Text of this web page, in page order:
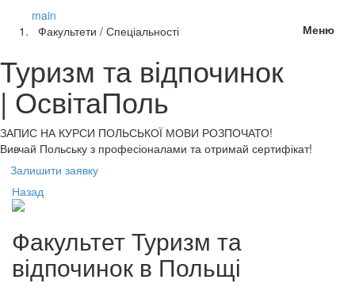
Меню
main
Факультети / Спеціальності
Туризм та відпочинок
| ОсвітаПоль
ЗАПИС НА КУРСИ ПОЛЬСЬКОЇ МОВИ РОЗПОЧАТО!
Вивчай Польську з професіоналами та отримай сертифікат!
Залишити заявку
Назад
ФакультетТуризм та
відпочинок в Польщі